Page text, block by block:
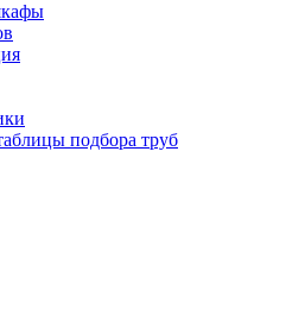
подбора труб